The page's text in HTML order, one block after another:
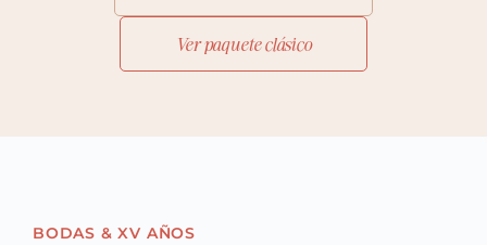
Ver paquete clásico
BODAS & XV AÑOS